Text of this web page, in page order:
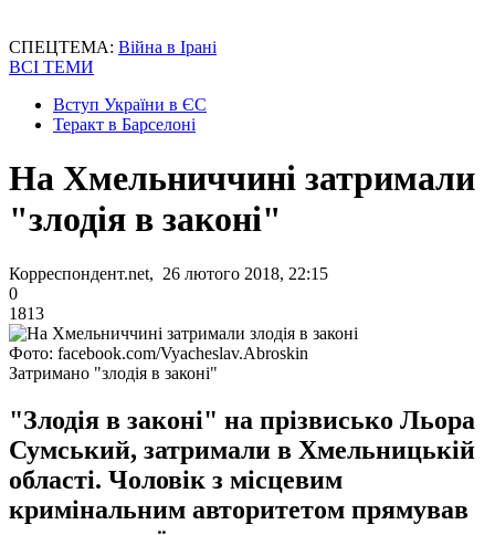
СПЕЦТЕМА: Війна в Ірані
ВСІ ТЕМИ
Вступ України в ЄС
Теракт в Барселоні
На Хмельниччині затримали
"злодія в законі"
Корреспондент.net, 26 лютого 2018, 22:15
0
1813
Фото: facebook.com/Vyacheslav.Abroskin
Затримано "злодія в законі"
"Злодія в законі" на прізвисько Льора
Сумський, затримали в Хмельницькій
області. Чоловік з місцевим
кримінальним авторитетом прямував